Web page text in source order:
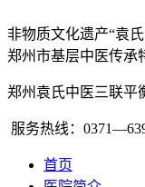
非物质文化遗产“袁
郑州市基层中医传承
郑州袁氏中医三联平
服务热线：
首页